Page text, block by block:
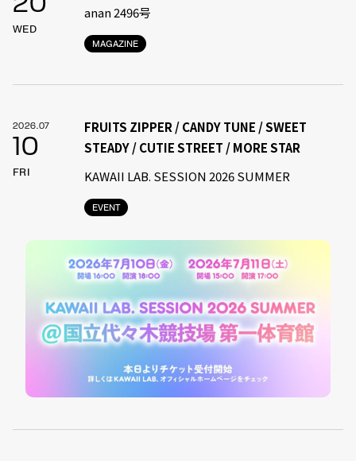
WED
MAGAZINE
anan 2496号
2026.07
10
FRI
EVENT
FRUITS ZIPPER / CANDY TUNE / SWEET
STEADY / CUTIE STREET / MORE STAR
KAWAII LAB. SESSION 2026 SUMMER